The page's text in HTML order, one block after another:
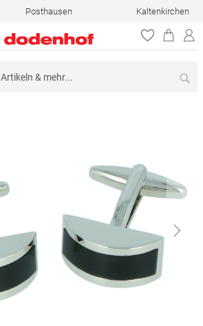
Posthausen Kaltenkirchen